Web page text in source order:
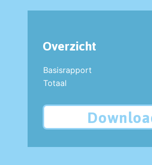
Overzicht
Basisrapport
Totaal